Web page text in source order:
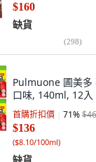
$160
缺貨
(298)
Pulmuone 圃美多
口味, 140ml, 12入
首購折扣價 71%
$136
($8.10/100ml)